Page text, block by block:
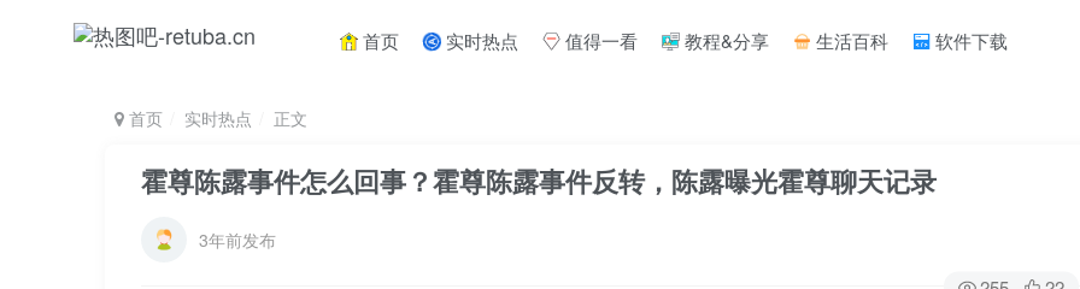
首页 实时热点 值得一看 教程&分享 生活百科 软件下载
首页 实时热点 正文
霍尊陈露事件怎么回事？霍尊陈露事件反转，陈露曝光霍尊聊天记录
3年前发布